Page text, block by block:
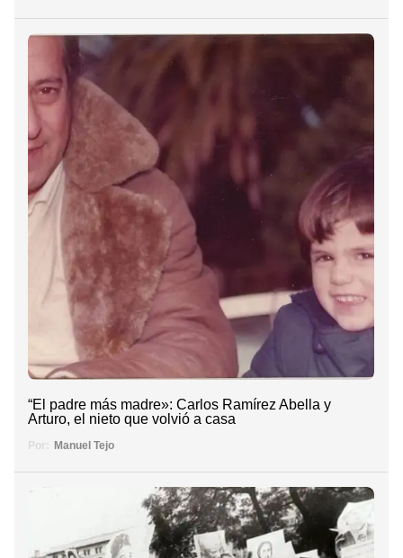
“El padre más madre»: Carlos Ramírez Abella y
Arturo, el nieto que volvió a casa
Por: Manuel Tejo